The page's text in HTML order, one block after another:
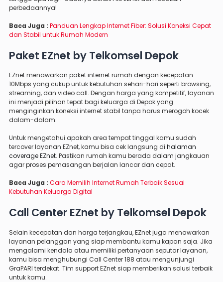
perbedaannya!
Baca Juga : Panduan Lengkap Internet Fiber: Solusi Koneksi Cepat
dan Stabil untuk Rumah Modern
Paket EZnet by Telkomsel Depok
EZnet menawarkan paket internet rumah dengan kecepatan
10Mbps yang cukup untuk kebutuhan sehari-hari seperti browsing,
streaming, dan video call. Dengan harga yang kompetitif, layanan
ini menjadi pilihan tepat bagi keluarga di Depok yang
menginginkan koneksi internet stabil tanpa harus merogoh kocek
dalam-dalam.
Untuk mengetahui apakah area tempat tinggal kamu sudah
tercover layanan EZnet, kamu bisa cek langsung di halaman
coverage EZnet. Pastikan rumah kamu berada dalam jangkauan
agar proses pemasangan berjalan lancar dan cepat.
Baca Juga : Cara Memilih Internet Rumah Terbaik Sesuai
Kebutuhan Keluarga Digital
Call Center EZnet by Telkomsel Depok
Selain kecepatan dan harga terjangkau, EZnet juga menawarkan
layanan pelanggan yang siap membantu kamu kapan saja. Jika
mengalami kendala atau memiliki pertanyaan seputar layanan,
kamu bisa menghubungi Call Center 188 atau mengunjungi
GraPARI terdekat. Tim support EZnet siap memberikan solusi terbaik
untuk kamu.